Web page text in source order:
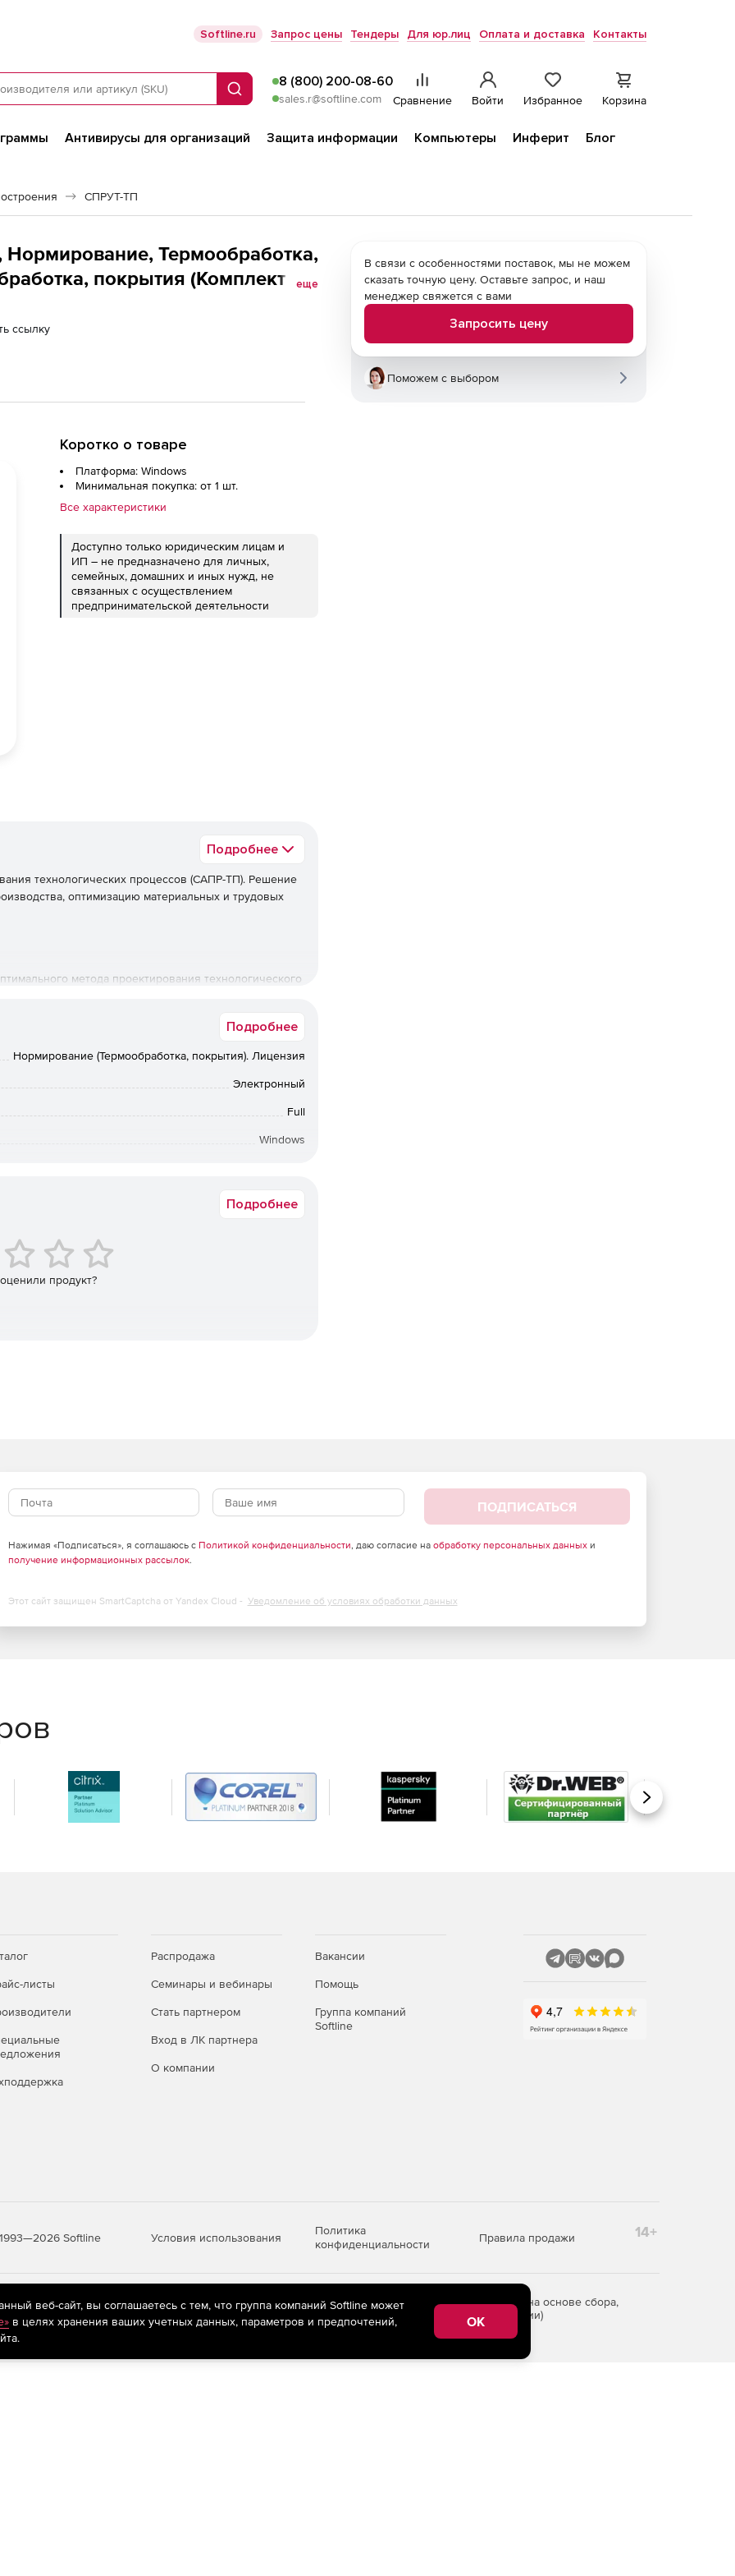
Softline.ru Запрос цены Тендеры Для юр.лиц Оплата и доставка Контакты
Поиск
8 (800) 200-08-60
sales.r@softline.com Сравнение Войти Избранное Корзина
Антивирусы для организаций Защита информации Компьютеры Инферит
Блог
СПРУТ-ТП
Термообработка,
покрытия (Комплект 3еще
ссылку
Коротко о товаре
Платформа: Windows
Минимальная покупка: от 1 шт.
Все характеристики
Доступно только юридическим лицам и
ИП – не предназначено для личных,
семейных, домашних и иных нужд, не
связанных с осуществлением
предпринимательской деятельности
Подробнее
технологических процессов (САПР-ТП). Решение
оптимизацию материальных и трудовых
метода проектирования технологического
затрат. Электронные справочники на основе
проектировании технологических процессов
и отраслевые нормативы, разработанные и
по труду. Информация для нормирования
Подробнее
Нормирование (Термообработка, покрытия). Лицензия
Электронный
Full
Windows
Подробнее
продукт?
В связи с особенностями поставок, мы не можем
сказать точную цену. Оставьте запрос, и наш
менеджер свяжется с вами
Запросить цену
Поможем с выбором
ПОДПИСАТЬСЯ
Нажимая «Подписаться», я соглашаюсь с Политикой конфиденциальности, даю согласие на обработку персональных данныхи
получение информационных рассылок.
Этот сайт защищен SmartCaptcha от Yandex Cloud - Уведомление об условиях обработки данных
Вперед
листы
Распродажа
Семинары и вебинары
Стать партнером
Вход в ЛК партнера
О компании
Вакансии
Помощь
Группа компаний
Softline
Softline Условия использования
Политика
конфиденциальности
Правила продажи 14+
рекомендательные технологии(информационные технологии предоставления информации на основе сбора,
пользователей сети «Интернет», находящихся на территории Российской Федерации)
веб-сайт, вы соглашаетесь с тем, что группа компаний Softline может
в целях хранения ваших учетных данных, параметров и предпочтений,
OK